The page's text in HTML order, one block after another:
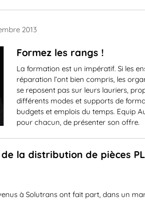
2013
Formez les rangs !
La formation est un impératif. Si les
réparation l’ont bien compris, les
se reposent pas sur leurs lauriers,
différents modes et supports de
budgets et emplois du temps. Equip
pour chacun, de présenter son offre.
la distribution de pièces PL
à Solutrans ont fait part, dans un